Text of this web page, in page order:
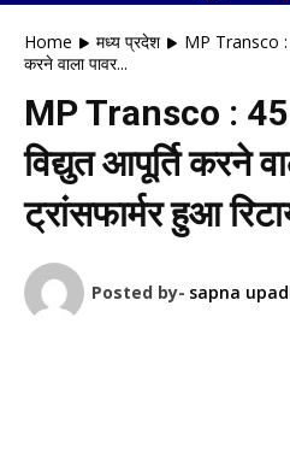
Home मध्य प्रदेश
MP Transco :
करने वाला पावर...
MP Transco : 45
विद्युत आपूर्ति करने
ट्रांसफार्मर हुआ
Posted by- sapna